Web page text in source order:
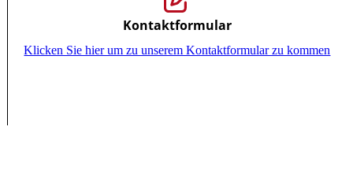
Kontaktformular
Klicken Sie hier um zu unserem Kon­takt­for­mu­lar zu kommen